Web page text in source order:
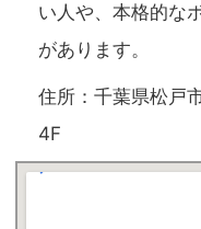
い人や、本格的な
があります。
住所：千葉県松戸
4F